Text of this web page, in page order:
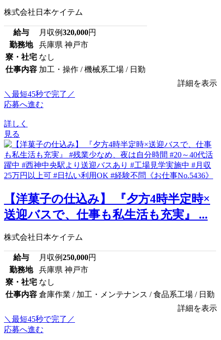
株式会社日本ケイテム
給与 月収例320,000円
勤務地
兵庫県 神戸市
寮・社宅 なし
仕事内容 加工・操作 / 機械系工場 / 日勤
詳細を表示
＼最短45秒で完了／
応募へ進む
詳しく
見る
【洋菓子の仕込み】 『夕方4時半定時×
送迎バスで、仕事も私生活も充実』 ...
株式会社日本ケイテム
給与 月収例250,000円
勤務地
兵庫県 神戸市
寮・社宅 なし
仕事内容 倉庫作業 / 加工・メンテナンス / 食品系工場 / 日勤
詳細を表示
＼最短45秒で完了／
応募へ進む